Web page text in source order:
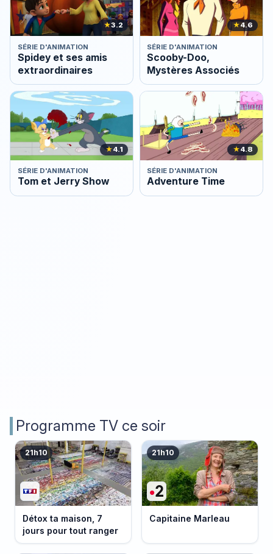
★3.2
SÉRIE D'ANIMATION
Spidey et ses amis
extraordinaires
★4.6
SÉRIE D'ANIMATION
Scooby-Doo,
Mystères Associés
★4.1
SÉRIE D'ANIMATION
Tom et Jerry Show
★4.8
SÉRIE D'ANIMATION
Adventure Time
Programme TV ce soir
21h10
Détox ta maison, 7
jours pour tout ranger
21h10
Capitaine Marleau